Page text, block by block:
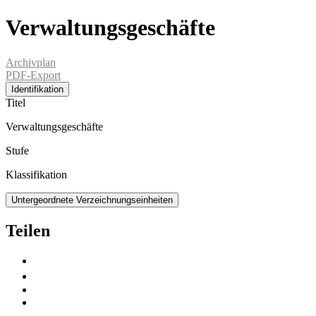
Verwaltungsgeschäfte
Archivplan
PDF-Export
Identifikation
Titel
Verwaltungsgeschäfte
Stufe
Klassifikation
Untergeordnete Verzeichnungseinheiten
Teilen